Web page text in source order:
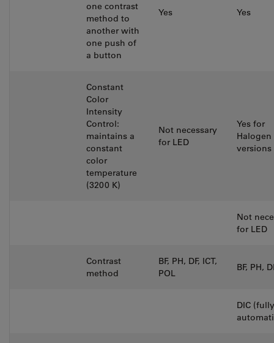
one contrast
method to
another with
one push of
a button
Yes Yes
Constant
Color
Intensity
Control:
maintains a
constant
color
temperature
(3200 K)
Not necessary
for LED
Yes for
Halogen
versions
Not
for LED
Contrast
method
BF, PH, DF, ICT,
POL
BF, PH,
DIC (fully